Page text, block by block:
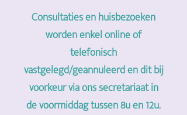
Consultaties en huisbezoeken
worden enkel online of
telefonisch
vastgelegd/geannuleerd en dit bij
voorkeur via ons secretariaat in
de voormiddag tussen 8u en 12u.